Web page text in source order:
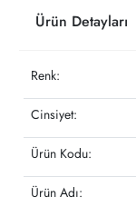
Ürün Detayları
Renk:
Cinsiyet:
Ürün Kodu:
Ürün Adı: